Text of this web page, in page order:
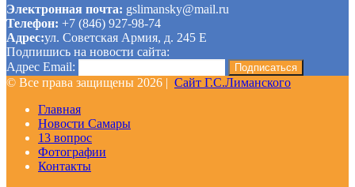
Электронная почта: gslimansky@mail.ru
Телефон: +7 (846) 927-98-74
Адрес:ул. Советская Армия, д. 245 Е
Подпишись на новости сайта:
Адрес Email:
© Все права защищены 2026 | Сайт Г.С.Лиманского
Главная
Новости Самары
13 вопрос
Фотографии
Контакты